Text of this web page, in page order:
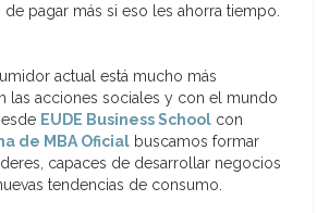
de pagar más si eso les ahorra tiempo.
actual está mucho más
las acciones sociales y con el mundo
EUDE Business School con
de MBA Oficial buscamos formar
capaces de desarrollar negocios
tendencias de consumo.